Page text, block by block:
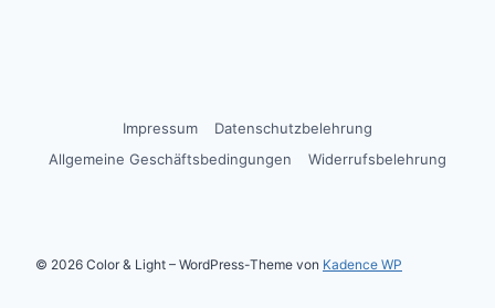
Impressum
Datenschutzbelehrung
Allgemeine Geschäftsbedingungen
Widerrufsbelehrung
© 2026 Color & Light – WordPress-Theme von Kadence WP